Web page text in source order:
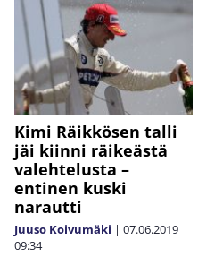
Kimi Räikkösen talli
jäi kiinni räikeästä
valehtelusta –
entinen kuski
narautti
Juuso Koivumäki | 07.06.2019
09:34